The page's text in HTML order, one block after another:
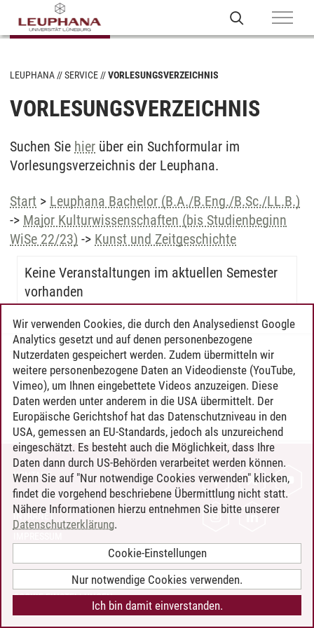
LEUPHANA SERVICE VORLESUNGSVERZEICHNIS
VORLESUNGSVERZEICHNIS
Suchen Sie hier über ein Suchformular im
Vorlesungsverzeichnis der Leuphana.
Start > Leuphana Bachelor (B.A./B.Eng./B.Sc./LL.B.)
-> Major Kulturwissenschaften (bis Studienbeginn
WiSe 22/23) -> Kunst und Zeitgeschichte
Keine Veranstaltungen im aktuellen Semester
vorhanden
Timo Leder/30.06.2024
KONTAKT
LEUPHANA ALS ARBEITGEBER
INTRANET
BARRIEREFREIHEIT
COOKIE-EINSTELLUNGEN
Wir verwenden Cookies, die durch den Analysedienst Google
Analytics gesetzt und auf denen personenbezogene
Nutzerdaten gespeichert werden. Zudem übermitteln wir
weitere personenbezogene Daten an Videodienste (YouTube,
Vimeo), um Ihnen eingebettete Videos anzuzeigen. Diese
Daten werden unter anderem in die USA übermittelt. Der
Europäische Gerichtshof hat das Datenschutzniveau in den
USA, gemessen an EU-Standards, jedoch als unzureichend
eingeschätzt. Es besteht auch die Möglichkeit, dass Ihre
Daten dann durch US-Behörden verarbeitet werden können.
Wenn Sie auf "Nur notwendige Cookies verwenden" klicken,
findet die vorgehend beschriebene Übermittlung nicht statt.
Nähere Informationen hierzu entnehmen Sie bitte unserer
Datenschutzerklärung.
Cookie-Einstellungen
Nur notwendige Cookies verwenden.
Ich bin damit einverstanden.